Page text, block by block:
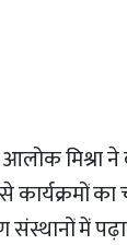
मिश्रा ने
का
संस्थानों में